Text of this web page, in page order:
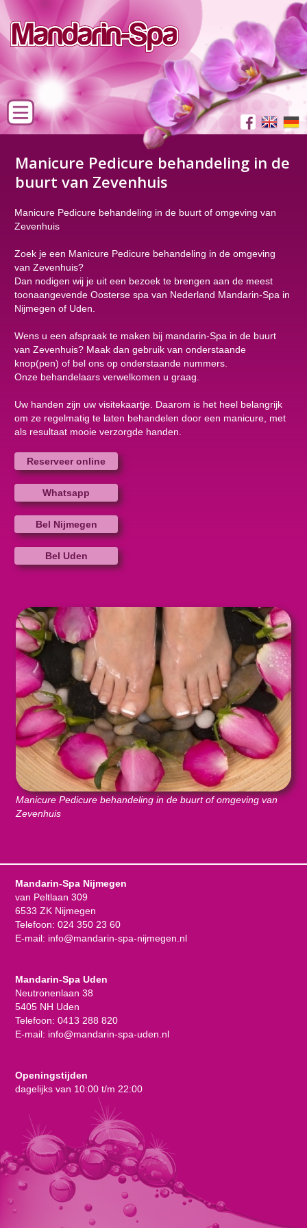
Manicure Pedicure behandeling in de
buurt van Zevenhuis
Manicure Pedicure behandeling in de buurt of omgeving van
Zevenhuis
Zoek je een Manicure Pedicure behandeling in de omgeving
van Zevenhuis?
Dan nodigen wij je uit een bezoek te brengen aan de meest
toonaangevende Oosterse spa van Nederland Mandarin-Spa in
Nijmegen of Uden.
Wens u een afspraak te maken bij mandarin-Spa in de buurt
van Zevenhuis? Maak dan gebruik van onderstaande
knop(pen) of bel ons op onderstaande nummers.
Onze behandelaars verwelkomen u graag.
Uw handen zijn uw visitekaartje. Daarom is het heel belangrijk
om ze regelmatig te laten behandelen door een manicure, met
als resultaat mooie verzorgde handen.
Reserveer online
Whatsapp
Bel Nijmegen
Bel Uden
Manicure Pedicure behandeling in de buurt of omgeving van
Zevenhuis
Mandarin-Spa Nijmegen
van Peltlaan 309
6533 ZK Nijmegen
Telefoon: 024 350 23 60
E-mail: info@mandarin-spa-nijmegen.nl
Mandarin-Spa Uden
Neutronenlaan 38
5405 NH Uden
Telefoon: 0413 288 820
E-mail: info@mandarin-spa-uden.nl
Openingstijden
dagelijks van 10:00 t/m 22:00